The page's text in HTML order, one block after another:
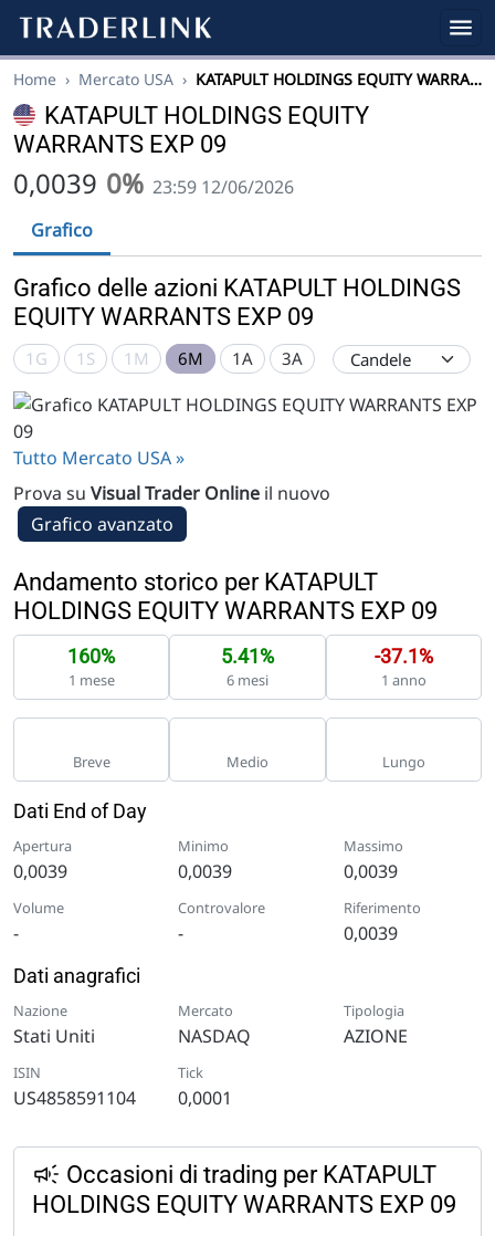
Home › Mercato USA › KATAPULT HOLDINGS EQUITY WARRA…
KATAPULT HOLDINGS EQUITY
WARRANTS EXP 09
0,0039 0% 23:59 12/06/2026
Grafico
Grafico delle azioni KATAPULT HOLDINGS
EQUITY WARRANTS EXP 09
1G 1S 1M 6M 1A 3A
Tutto Mercato USA »
Prova su Visual Trader Online il nuovo
Grafico avanzato
Andamento storico per KATAPULT
HOLDINGS EQUITY WARRANTS EXP 09
160%
1 mese
5.41%
6 mesi
-37.1%
1 anno
Breve Medio Lungo
Dati End of Day
Apertura
0,0039
Minimo
0,0039
Massimo
0,0039
Volume
-
Controvalore
-
Riferimento
0,0039
Dati anagrafici
Nazione
Stati Uniti
Mercato
NASDAQ
Tipologia
AZIONE
ISIN
US4858591104
Tick
0,0001
Occasioni di trading per KATAPULT
HOLDINGS EQUITY WARRANTS EXP 09